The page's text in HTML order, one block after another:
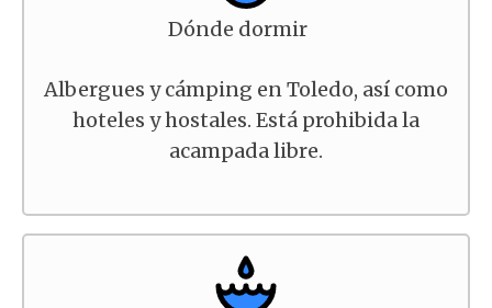
Dónde dormir
Albergues y cámping en Toledo, así como
hoteles y hostales. Está prohibida la
acampada libre.